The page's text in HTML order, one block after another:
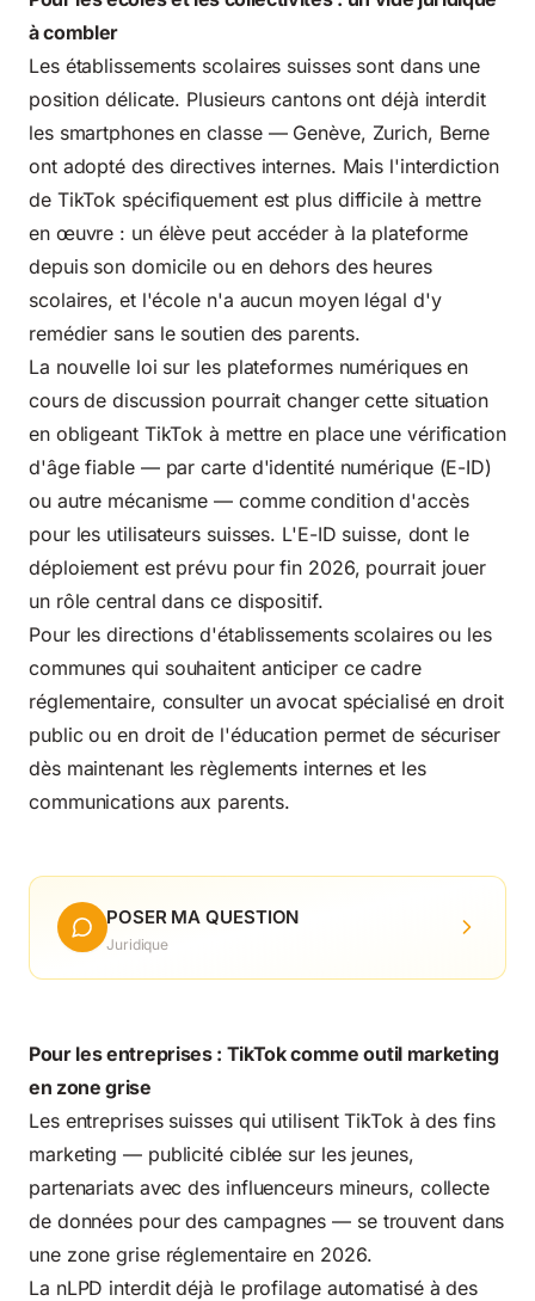
à combler
Les établissements scolaires suisses sont dans une
position délicate. Plusieurs cantons ont déjà interdit
les smartphones en classe — Genève, Zurich, Berne
ont adopté des directives internes. Mais l'interdiction
de TikTok spécifiquement est plus difficile à mettre
en œuvre : un élève peut accéder à la plateforme
depuis son domicile ou en dehors des heures
scolaires, et l'école n'a aucun moyen légal d'y
remédier sans le soutien des parents.
La nouvelle loi sur les plateformes numériques en
cours de discussion pourrait changer cette situation
en obligeant TikTok à mettre en place une vérification
d'âge fiable — par carte d'identité numérique (E-ID)
ou autre mécanisme — comme condition d'accès
pour les utilisateurs suisses. L'E-ID suisse, dont le
déploiement est prévu pour fin 2026, pourrait jouer
un rôle central dans ce dispositif.
Pour les directions d'établissements scolaires ou les
communes qui souhaitent anticiper ce cadre
réglementaire, consulter un avocat spécialisé en droit
public ou en droit de l'éducation permet de sécuriser
dès maintenant les règlements internes et les
communications aux parents.
POSER MA QUESTION
Juridique
Pour les entreprises : TikTok comme outil marketing
en zone grise
Les entreprises suisses qui utilisent TikTok à des fins
marketing — publicité ciblée sur les jeunes,
partenariats avec des influenceurs mineurs, collecte
de données pour des campagnes — se trouvent dans
une zone grise réglementaire en 2026.
La nLPD interdit déjà le profilage automatisé à des